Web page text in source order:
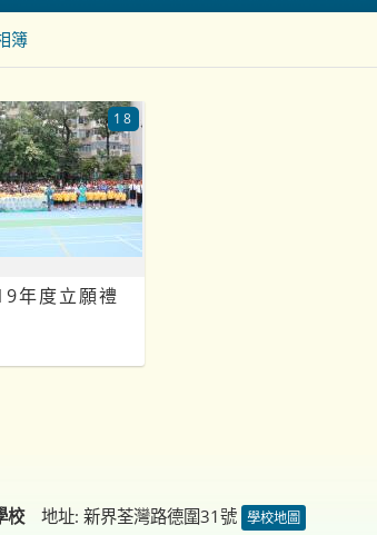
簿
年度立願禮
18
校 地址: 新界荃灣路德圍31號 學校地圖